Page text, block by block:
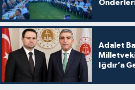
Adalet
Iğdır’a